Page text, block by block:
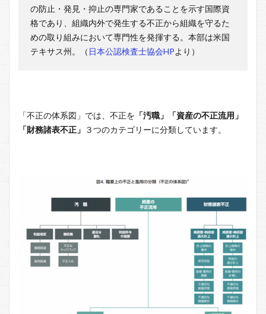
の防止・発見・抑止の専門家であることを示す国際資
格であり、組織内外で発生する不正から組織を守るた
めの取り組みにおいて専門性を発揮する。本部は米国
テキサス州。（ 日本公認検査士協会HPより）
「不正の体系図」では、不正を 「汚職」「資産の不正流用」
「財務諸表不正」 ３つのカテゴリーに分類しています。